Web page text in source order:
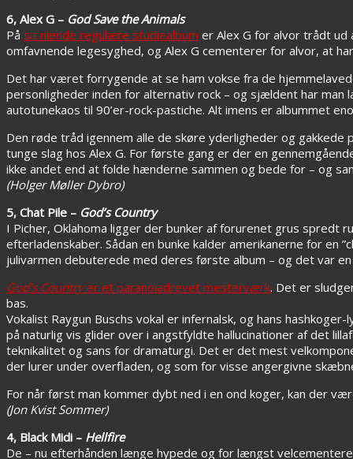
6, Alex G – God Save the Animals
På sit niende regulære studiealbum er Alex G for alvor trådt
omfavnende legesyghed, og Alex G cementerer for alvor, at
Det har været forrygende at se ham vokse fra de
personligheder inden for alternativ rock – og sjældent har
autotunekaos til 90’er-rock-pastiche. Alt imens er albummet
Den røde tråd igennem alle de skøre yderligheder og gakkede
tunge slag hos Alex G. For første gang er der en
ikke andet end at folde hænderne sammen og bede for – og
(Holger Møller Dybro)
5, Chat Pile – God’s Country
I Picher, Oklahoma ligger der bunker af forurenet grus spredt
efterladenskaber. Sådan en bunke kalder amerikanerne for en
julivarmen debuterede med deres første album – og det var
God’s Countryer et paranoiadrevet mesterværk. Det er
bas.
Vokalist Raygun Buschs vokal er infernalsk, og hans
på naturlig vis glider over i angstfyldte hallucinationer af det
teknikalitet og sans for dramaturgi. Det er det mest
der lurer under overfladen, og som for visse angergivne
For når først man kommer dybt ned i en ond koger, kan der
(Jon Kvist Sommer)
4, Black Midi – Hellfire
De – nu efterhånden længe hypede og for længst